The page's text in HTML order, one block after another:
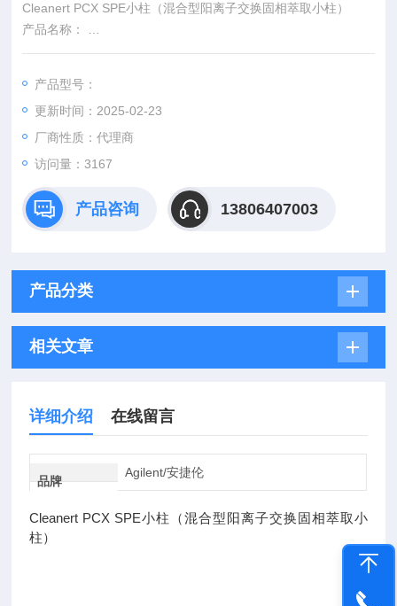
Cleanert PCX SPE小柱（混合型阳离子交换固相萃取小柱）
产品名称：
型号规格：30mg/1ml
产品型号：
更新时间：2025-02-23
厂商性质：代理商
访问量：3167
产品咨询 13806407003
产品分类
相关文章
详细介绍 在线留言
品牌
Agilent/安捷伦
Cleanert PCX SPE小柱（混合型阳离子交换固相萃取小
柱）